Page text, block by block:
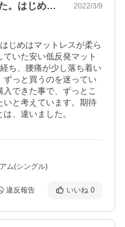
3点セットでお得に買えました。はじめは… 2022/3/9
じめはマットレスが柔ら
いた安い低反発マット
ち、腰痛が少し落ち着い
ずっと買うのを迷ってい
できた事で、ずっとこ
と考えています。期待
、違いました。
ム(シングル)
違反報告 いいね 0